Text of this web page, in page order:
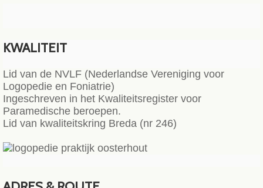
KWALITEIT
Lid van de NVLF (Nederlandse Vereniging voor
Logopedie en Foniatrie)
Ingeschreven in het Kwaliteitsregister voor
Paramedische beroepen.
Lid van kwaliteitskring Breda (nr 246)